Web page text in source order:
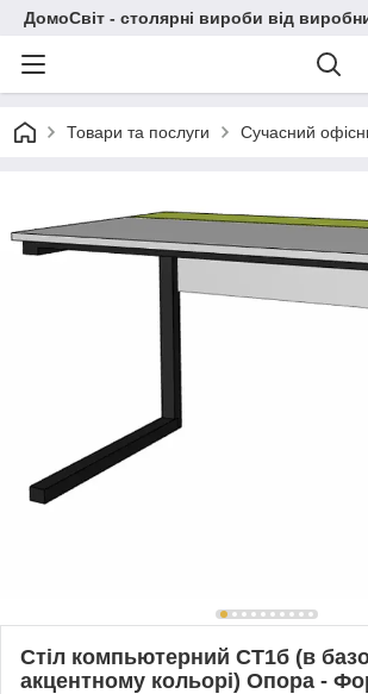
ДомоСвіт - столярні вироби від
Товари та послуги Сучасний
Стіл компьютерний СТ1б (в
акцентному кольорі) Опора -